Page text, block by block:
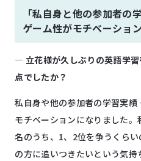
「私自身と他の参加者の
ゲーム性がモチベーショ
― 立花様が久しぶりの英語学
点でしたか？
私自身や他の参加者の学習実績
モチベーションになりました
名のうち、1、2位を争うくら
の方に追いつきたいという気持